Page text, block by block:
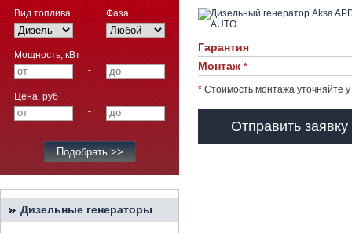
Вид топлива Фаза
Мощность, кВт
-
Цена, руб
-
Дизельные генераторы
Гарантия
Монтаж *
* Стоимость монтажа уточняйте
Отправить